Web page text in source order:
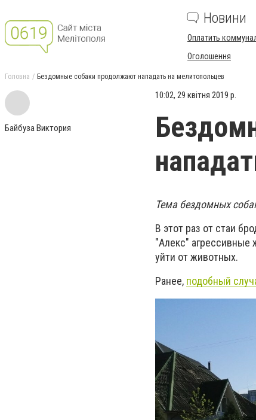
Новини
Оплатить
Оголошення
Головна Бездомные собаки продолжают нападать на мелитопольцев
Байбуза Виктория
10:02, 29 квітня 2019 р.
Тема бездомных
В этот раз от стаи
"Алекс" агрессивные
уйти от животных.
Ранее, подобный